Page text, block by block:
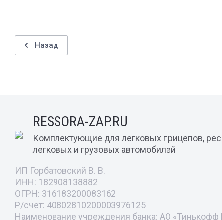
Назад
RESSORA-ZAP.RU
Комплектующие для легковых прицепов,
легковых и грузовых автомобилей
ИП Горбатовский В. В.
ИНН: 182908138882
ОГРН: 316183200083162
Р/счет: 40802810200003976125
Наименование учреждения банка: АО «Тинькофф